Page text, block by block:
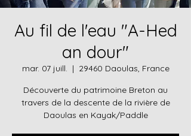
Au fil de l'eau "A-Hed
an dour"
mar. 07 juill.
  |
29460 Daoulas, France
Découverte du patrimoine Breton au
travers de la descente de la rivière de
Daoulas en Kayak/Paddle